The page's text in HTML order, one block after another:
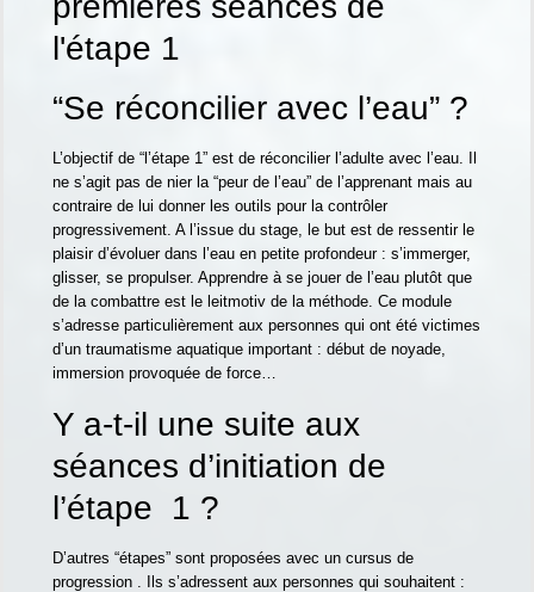
l'étape 1
“Se réconcilier avec l’eau” ?
L’objectif de “l’étape 1” est de réconcilier l’adulte avec l’eau. Il
ne s’agit pas de nier la “peur de l’eau” de l’apprenant mais au
contraire de lui donner les outils pour la contrôler
progressivement. A l’issue du stage, le but est de ressentir le
plaisir d’évoluer dans l’eau en petite profondeur : s’immerger,
glisser, se propulser. Apprendre à se jouer de l’eau plutôt que
de la combattre est le leitmotiv de la méthode. Ce module
s’adresse particulièrement aux personnes qui ont été victimes
d’un traumatisme aquatique important : début de noyade,
immersion provoquée de force…
Y a-t-il une suite aux
séances d’initiation de
l’étape 1 ?
D’autres “étapes” sont proposées avec un cursus de
progression . Ils s’adressent aux personnes qui souhaitent :